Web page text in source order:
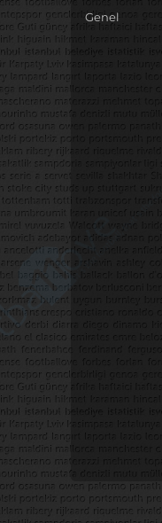
tarihi
Kategoriler
Genel